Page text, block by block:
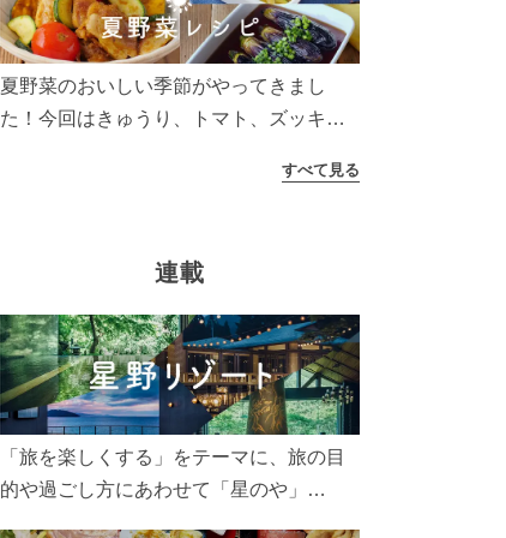
夏野菜のおいしい季節がやってきまし
た！今回はきゅうり、トマト、ズッキー
太陽の光をたっぷりあびた夏野菜は栄養
すべて見る
連載
「旅を楽しくする」をテーマに、旅の目
的や過ごし方にあわせて「星のや」